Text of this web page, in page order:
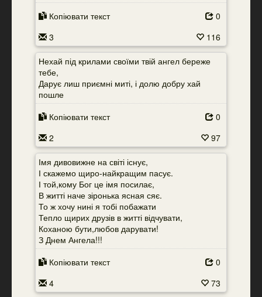
Копіювати текст
0
3
116
Нехай під крилами своїми твій ангел береже
тебе,
Дарує лиш приємні миті, і долю добру хай
пошле
Копіювати текст
0
2
97
Імя дивовижне на світі існує,
І скажемо щиро-найкращим пасує.
І той,кому Бог це імя посилає,
В житті наче зіронька ясная сяє.
То ж хочу нині я тобі побажати
Тепло щирих друзів в житті відчувати,
Коханою бути,любов дарувати!
З Днем Ангела!!!
Копіювати текст
0
4
73